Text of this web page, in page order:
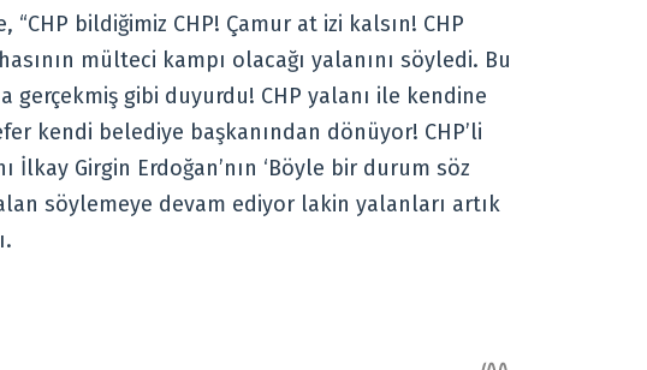
“CHP bildiğimiz CHP! Çamur at izi kalsın! CHP
mülteci kampı olacağı yalanını söyledi. Bu
gerçekmiş gibi duyurdu! CHP yalanı ile kendine
kendi belediye başkanından dönüyor! CHP’li
İlkay Girgin Erdoğan’nın ‘Böyle bir durum söz
söylemeye devam ediyor lakin yalanları artık